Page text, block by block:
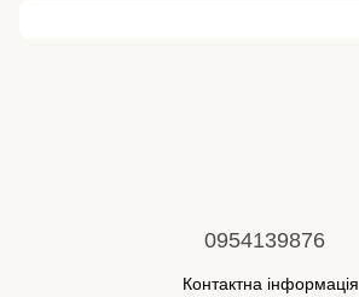
0954139876
Контактна інформація